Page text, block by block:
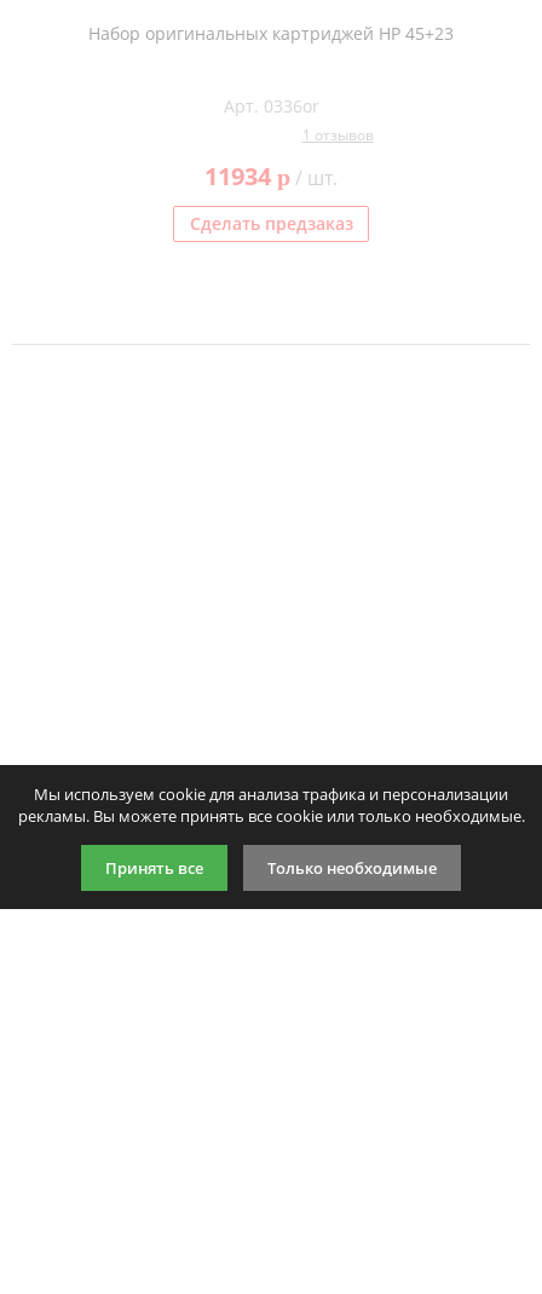
Набор оригинальных картриджей HP 45+23
Арт. 0336or
1 отзывов
11934 p/ шт.
Сделать предзаказ
Мы используем cookie для анализа трафика и персонализации
рекламы. Вы можете принять все cookie или только необходимые.
Принять все Только необходимые